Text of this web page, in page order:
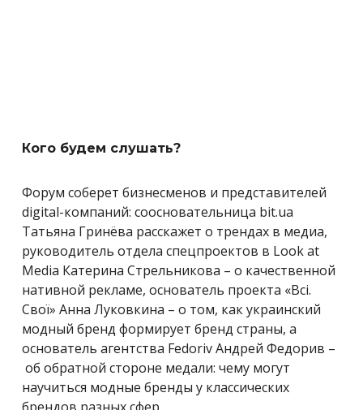
Кого будем слушать?
Форум соберет бизнесменов и представителей
digital-компаний: соосновательница bit.ua
Татьяна Гринёва расскажет о трендах в медиа,
руководитель отдела спецпроектов в Look at
Media Катерина Стрельникова – о качественной
нативной рекламе, основатель проекта «Всі.
Свої» Анна Луковкина – о том, как украинский
модный бренд формирует бренд страны, а
основатель агентства Fedoriv Андрей Федорив –
об обратной стороне медали: чему могут
научиться модные бренды у классических